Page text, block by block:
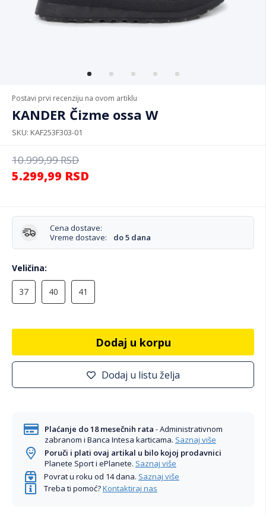
Postavi prvi recenziju na ovom artiklu
KANDER Čizme ossa W
SKU KAF253F303-01
10.999,99RSD
5.299,99 RSD
Cena dostave:
Vreme dostave:
do 5 dana
Veličina
37 40 41
Dodaj u korpu
Dodaj u listu želja
Plaćanje do 18 mesečnih rata - Administrativnom
zabranom i Banca Intesa karticama. Saznaj više
Poruči i plati ovaj artikal u bilo kojoj prodavnici
Planete Sport i ePlanete. Saznaj više
Povrat u roku od 14 dana. Saznaj više
Treba ti pomoć?Kontaktiraj nas